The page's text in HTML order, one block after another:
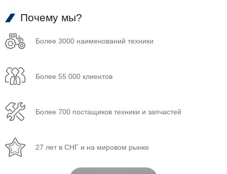
Почему мы?
Более 3000 наименований техники
Более 55 000 клиентов
Более 700 постащиков техники и запчастей
27 лет в СНГ и на мировом рынке